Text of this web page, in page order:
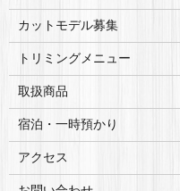
カットモデル募集
トリミングメニュー
取扱商品
宿泊・一時預かり
アクセス